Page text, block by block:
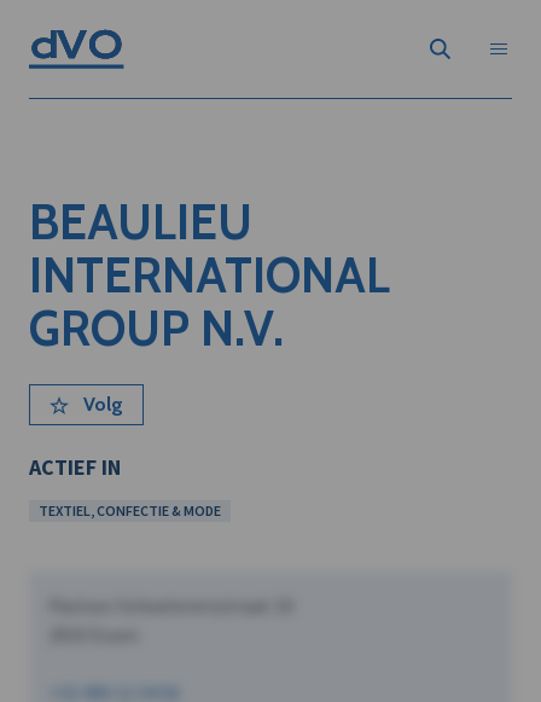
BEAULIEU
INTERNATIONAL
GROUP N.V.
Volg
ACTIEF IN
TEXTIEL, CONFECTIE & MODE